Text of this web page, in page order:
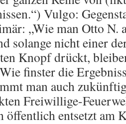
Vulgo:
„Wie man Otto N.
solange nicht einer
Knopf drückt,
finster die
man auch
Freiwillige-
öffentlich entsetzt am